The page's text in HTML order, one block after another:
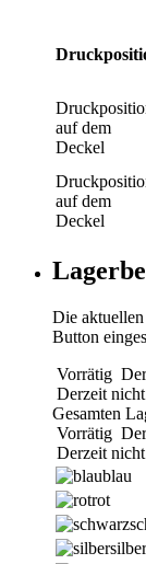
auf dem
Deckel
auf dem
Deckel
Die aktuellen
Button
Vorrätig
Derzeit
Gesamten
Vorrätig
Derzeit
blau
rot
silber